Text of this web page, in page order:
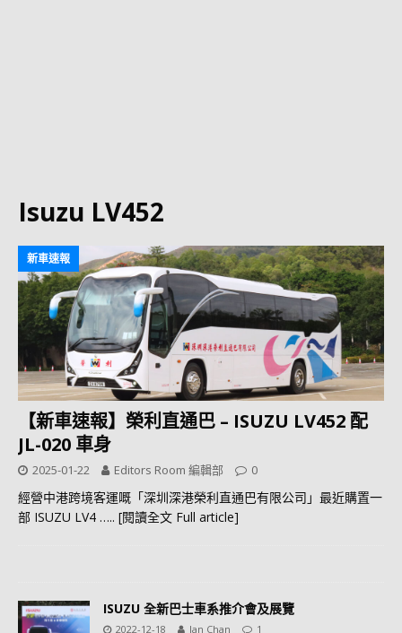
Isuzu LV452
新車速報
【新車速報】榮利直通巴 – ISUZU LV452 配
JL-020 車身
2025-01-22 Editors Room 編輯部 0
經營中港跨境客運嘅「深圳深港榮利直通巴有限公司」最近購置一
部 ISUZU LV4 ….. [閱讀全文 Full article]
ISUZU 全新巴士車系推介會及展覽
2022-12-18 Ian Chan 1